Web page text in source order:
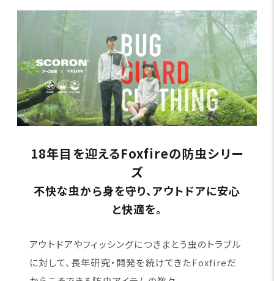
18年目を迎えるFoxfireの防虫シリー
ズ
不快な虫から身を守り、アウトドアに安心
と快適を。
アウトドアやフィッシングにつきまとう虫のトラブル
に対して、長年研究・開発を続けてきたFoxfireだ